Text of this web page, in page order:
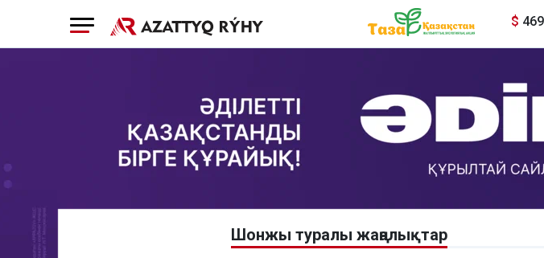
$
Шонжы туралы жаңалықтар